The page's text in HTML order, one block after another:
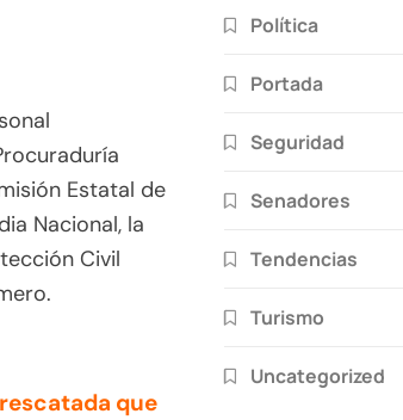
Estatal de
Nacional, la
Civil
que
Política
Portada
Seguridad
Senadores
Tendencias
Turismo
Uncategorized